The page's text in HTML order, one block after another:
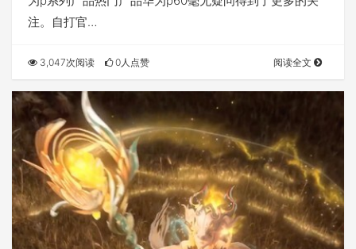
注。自打官…
3,047次阅读 0人点赞 阅读全文